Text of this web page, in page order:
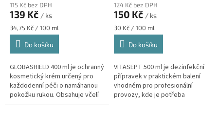
ruce s včelím voskem,
brusinkovým extraktem a
pumpičkou
115 Kč bez DPH
139 Kč / ks
Měrná
cena:
34,75 Kč / 100 ml
Do košíku
GLOBASHIELD 400 ml je ochranný
kosmetický krém určený pro
každodenní péči o namáhanou
pokožku rukou. Obsahuje včelí
vosk, extrakt z brusinek, vitamín
124 Kč bez DPH
150 Kč / ks
Měrná
cena:
30 Kč / 100 ml
Do košíku
VITASEPT 500 ml je dezinfekční
přípravek v praktickém balení
vhodném pro profesionální
provozy, kde je potřeba